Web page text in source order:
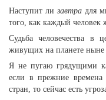
Наступит лизавтра для
того, как каждый человек
Судьба человечества в
живущих на планете
Я не пугаю грядущими
если в прежние времена
стран, то сейчас есть